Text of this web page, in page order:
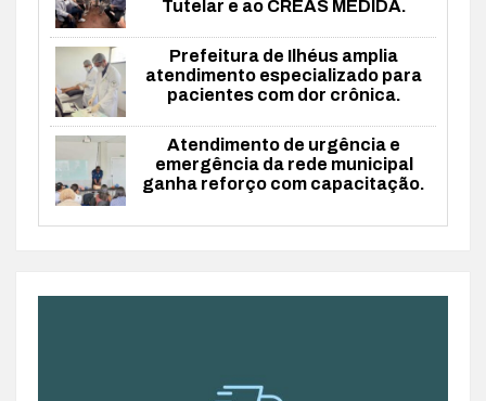
Tutelar e ao CREAS MEDIDA.
Prefeitura de Ilhéus amplia
atendimento especializado para
pacientes com dor crônica.
Atendimento de urgência e
emergência da rede municipal
ganha reforço com capacitação.